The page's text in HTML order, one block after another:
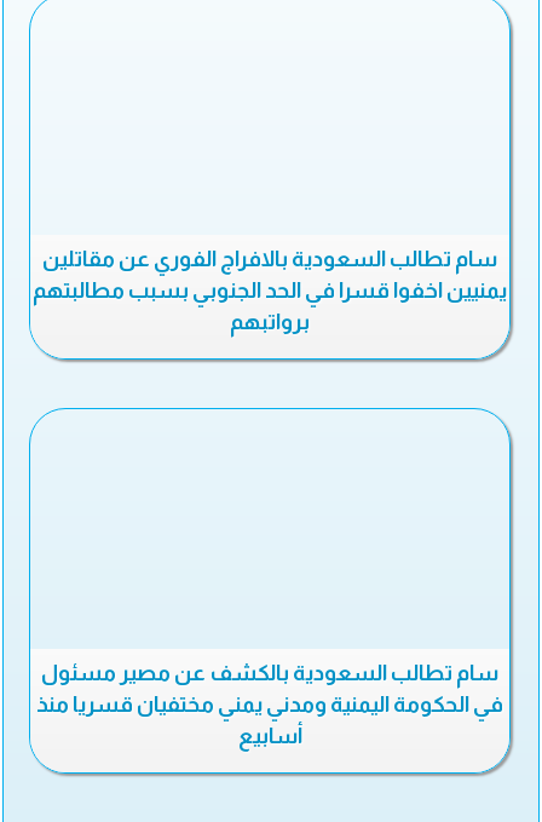
سام تطالب السعودية بالافراج الفوري عن مقاتلين
يمنيين اخفوا قسرا في الحد الجنوبي بسبب مطالبتهم
برواتبهم
سام تطالب السعودية بالكشف عن مصير مسئول
في الحكومة اليمنية ومدني يمني مختفيان قسريا منذ
أسابيع